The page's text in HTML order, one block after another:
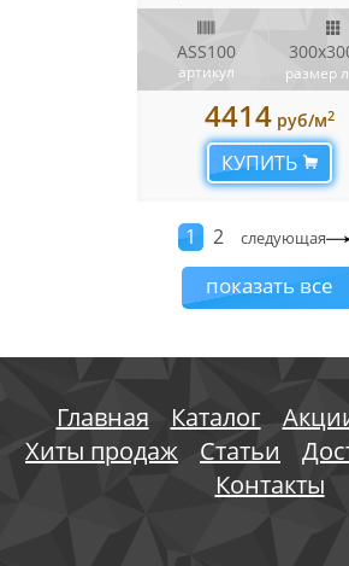
ASS100
артикул
размер
4414 руб/м2
КУПИТЬ
1 2 следующая
показать все
Главная Каталог
Хиты продаж
Статьи
Контакты